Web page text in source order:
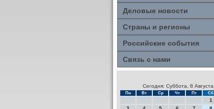
Деловые новости
Страны и регионы
Российские события
Связь с нами
Сегодня: Суббота, 8 Августа
Пн Вт Ср Чт Пт Сб
1